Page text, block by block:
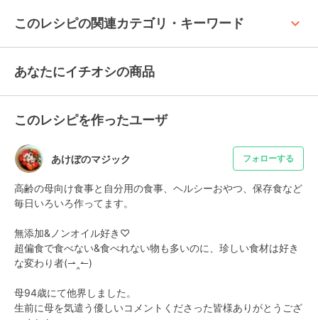
このレシピの関連カテゴリ・キーワード keyboard_arrow_up
あなたにイチオシの商品
このレシピを作ったユーザ
あけぼのマジック フォローする
高齢の母向け食事と自分用の食事、ヘルシーおやつ、保存食など
毎日いろいろ作ってます。
無添加&ノンオイル好き♡
超偏食で食べない&食べれない物も多いのに、珍しい食材は好き
な変わり者(⁠⇀⁠‸⁠↼⁠)⁠
母94歳にて他界しました。
生前に母を気遣う優しいコメントくださった皆様ありがとうござ